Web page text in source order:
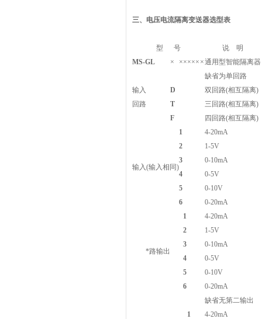
三、 电压电流隔离变送器选型表
型 号 说
明
MS-GL
× ××××× ×通用型智能隔离器
输入
回路
缺省为单回路
D
双回路(相互隔离)
T
三回路(相互隔离)
F
四回路(相互隔离)
输入(输入相同)
1
4-20mA
2
1-5V
3
0-10mA
4
0-5V
5
0-10V
6
0-20mA
*路输出
1
4-20mA
2
1-5V
3
0-10mA
4
0-5V
5
0-10V
6
0-20mA
缺省无第二输出
1
4-20mA